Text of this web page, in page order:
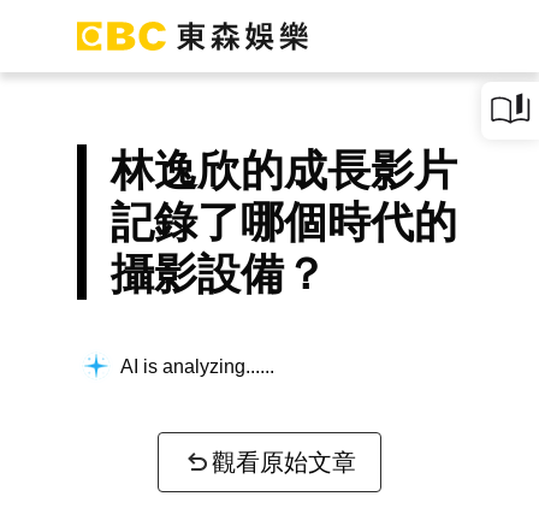
林逸欣的成長影片
記錄了哪個時代的
攝影設備？
AI is analyzing...
觀看原始文章